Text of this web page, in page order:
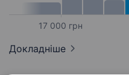
17 000 грн
Докладніше